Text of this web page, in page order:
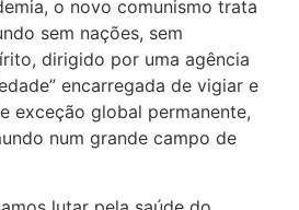
o novo comunismo trata
sem nações, sem
dirigido por uma agência
encarregada de vigiar e
exceção global permanente,
num grande campo de